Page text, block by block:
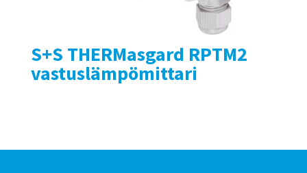
S+S THERMasgard RPTM2
vastuslämpömittari